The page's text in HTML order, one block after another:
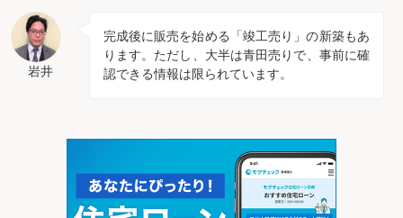
岩井
完成後に販売を始める「竣工売り」の新築もあ
ります。ただし、大半は青田売りで、事前に確
認できる情報は限られています。